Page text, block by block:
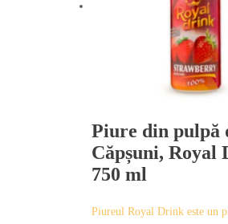
Piure din pulpă
Căpșuni, Royal
750 ml
Piureul Royal Drink este un